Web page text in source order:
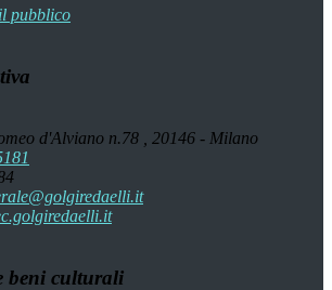
pubblico
d'Alviano n.78 , 20146 - Milano
beni culturali